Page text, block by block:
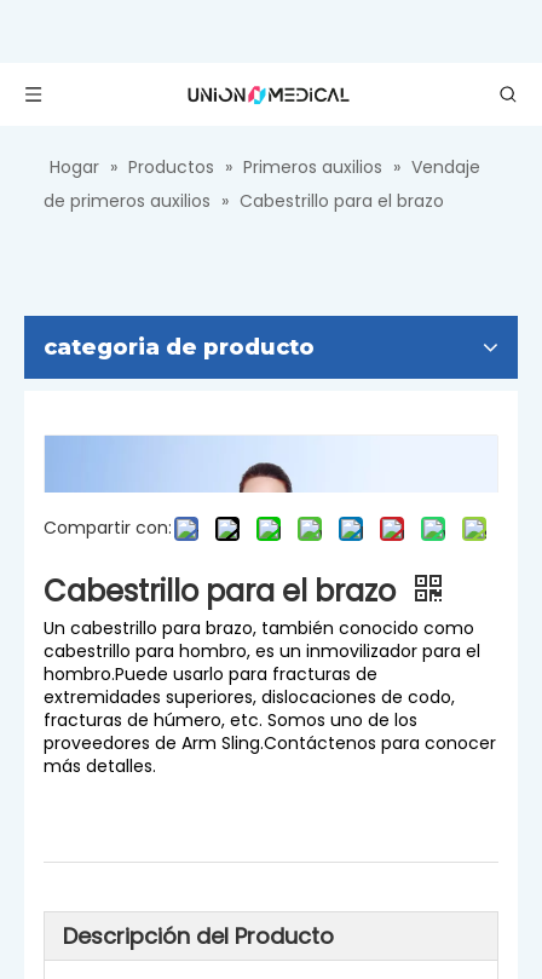
Hogar » Productos » Primeros auxilios » Vendaje
de primeros auxilios » Cabestrillo para el brazo
categoria de producto
Compartir con:
Cabestrillo para el brazo
Un cabestrillo para brazo, también conocido como
cabestrillo para hombro, es un inmovilizador para el
hombro.Puede usarlo para fracturas de
extremidades superiores, dislocaciones de codo,
fracturas de húmero, etc. Somos uno de los
proveedores de Arm Sling.Contáctenos para conocer
más detalles.
Descripción del Producto